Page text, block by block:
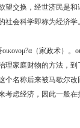
望交换，经世济民是
社会科学即称为经济学。
（家政术）
理家庭财物的方法，
个名称后来被马歇尔
考虑经济，因此一般